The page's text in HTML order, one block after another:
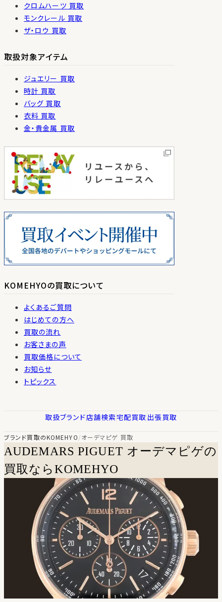
クロムハーツ 買取
モンクレール 買取
ザ・ロウ 買取
取扱対象アイテム
ジュエリー 買取
時計 買取
バッグ 買取
衣料 買取
金・貴金属 買取
KOMEHYOの買取について
よくあるご質問
はじめての方へ
買取の流れ
お客さまの声
買取価格について
お知らせ
トピックス
取扱ブランド店舗検索宅配買取 出張買取
ブランド買取のKOMEHYO/オーデマピゲ 買取
AUDEMARS PIGUET オーデマピゲの
買取ならKOMEHYO